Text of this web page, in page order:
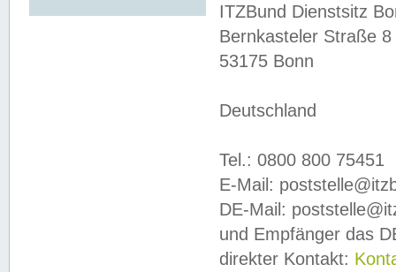
ITZBund Dienstsitz
Bernkasteler Straße 8
53175 Bonn
Deutschland
Tel.: 0800 800 75451
E-Mail:
DE-Mail:
und Empfänger das
direkter Kontakt: